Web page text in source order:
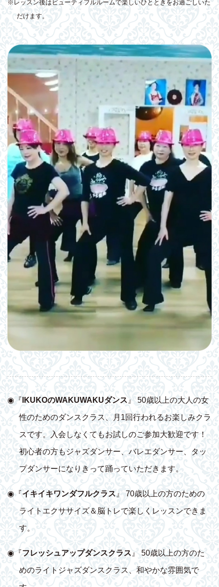
※レッスン後はビューティフルルームで楽しいひとときをお過ごしいた
だけます。
◉『 IKUKOのWAKUWAKUダンス 』 50歳以上の大人の女
性のためのダンスクラス、月1回行われるお楽しみクラ
スです。入会しなくてもお試しのご参加大歓迎です！
初心者の方もジャズダンサー、バレエダンサー、タッ
プダンサーになりきって踊っていただきます。
◉『イキイキワンダフルクラス 』 70歳以上の方のための
ライトエクササイズ＆脳トレで楽しくレッスンできま
す。
◉『フレッシュアップダンスクラス』 50歳以上の方のた
めのライトジャズダンスクラス、和やかな雰囲気で